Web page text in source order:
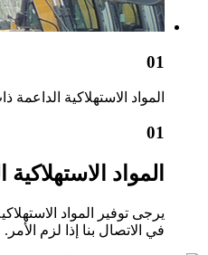
01
المواد الاستهلاكية الداعمة
01
المواد
يرجى توفير المواد
في الاتصال بنا إذا لزم الأمر.